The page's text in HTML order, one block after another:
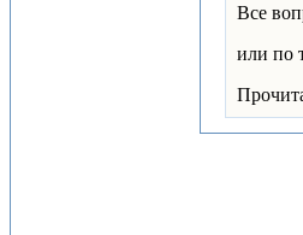
Все
или по